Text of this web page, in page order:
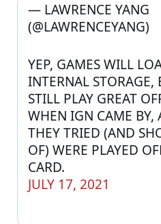
YEP, GAMES WILL
INTERNAL STORAGE,
STILL PLAY GREAT
WHEN IGN CAME BY,
THEY TRIED (AND
OF) WERE PLAYED
CARD.
— LAWRENCE YANG
(@LAWRENCEYANG)
JULY 17, 2021